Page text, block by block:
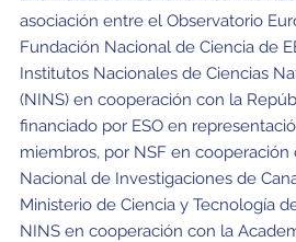
asociación entre el Observatorio
Fundación Nacional de Ciencia de
Institutos Nacionales de Ciencias
(NINS) en cooperación con la
financiado por ESO en
miembros, por NSF en cooperación
Nacional de Investigaciones de
Ministerio de Ciencia y Tecnología
NINS en cooperación con la